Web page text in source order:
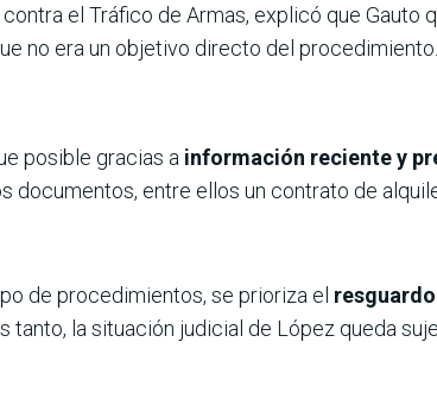
el Tráfico de Armas, explicó que Gauto
no era un objetivo directo del procedimiento.
posible gracias a información reciente y
documentos, entre ellos un contrato de
de procedimientos, se prioriza el
tanto, la situación judicial de López queda